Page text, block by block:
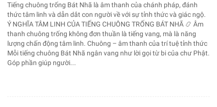
Tiếng chuông trống Bát Nhã là âm thanh của chánh pháp, đánh
thức tâm linh và dẫn dắt con người về với sự tỉnh thức và giác ngộ.
Ý NGHĨA TÂM LINH CỦA TIẾNG CHUÔNG TRỐNG BÁT NHÃ 📿 Âm
thanh chuông trống không đơn thuần là tiếng vang, mà là năng
lượng chấn động tâm linh. Chuông – âm thanh của trí tuệ tỉnh thức
Mỗi tiếng chuông Bát Nhã ngân vang như lời gọi từ bi của chư Phật.
Góp phần giúp người...